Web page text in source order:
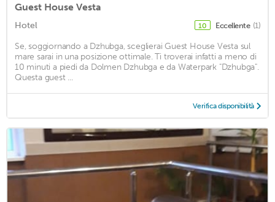
Guest House Vesta
Hotel 10 Eccellente (1)
Se, soggiornando a Dzhubga, sceglierai Guest House Vesta sul
mare sarai in una posizione ottimale. Ti troverai infatti a meno di
10 minuti a piedi da Dolmen Dzhubga e da Waterpark "Dzhubga".
Questa guest ...
Verifica disponibilità